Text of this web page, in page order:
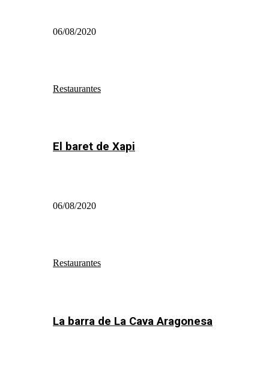
06/08/2020
Restaurantes
El baret de Xapi
06/08/2020
Restaurantes
La barra de La Cava Aragonesa